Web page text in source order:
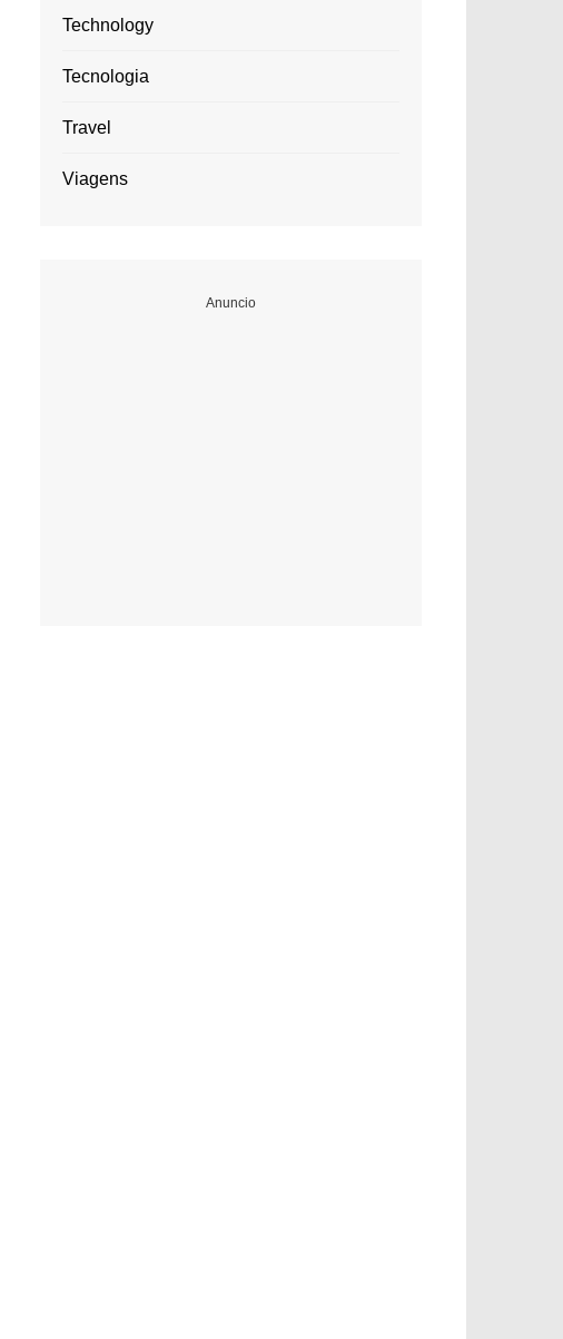
Technology
Tecnologia
Travel
Viagens
Anuncio